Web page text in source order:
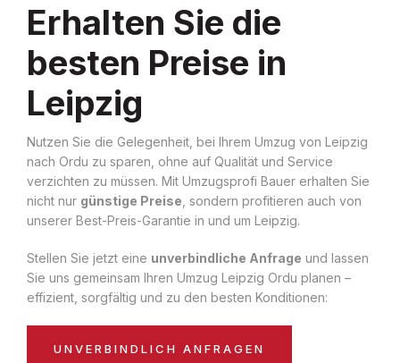
Erhalten Sie die
besten Preise in
Leipzig
Nutzen Sie die Gelegenheit, bei Ihrem Umzug von Leipzig
nach Ordu zu sparen, ohne auf Qualität und Service
verzichten zu müssen. Mit Umzugsprofi Bauer erhalten Sie
nicht nur günstige Preise , sondern profitieren auch von
unserer Best-Preis-Garantie in und um Leipzig.
Stellen Sie jetzt eine unverbindliche Anfrage und lassen
Sie uns gemeinsam Ihren Umzug Leipzig Ordu planen –
effizient, sorgfältig und zu den besten Konditionen:
UNVERBINDLICH ANFRAGEN